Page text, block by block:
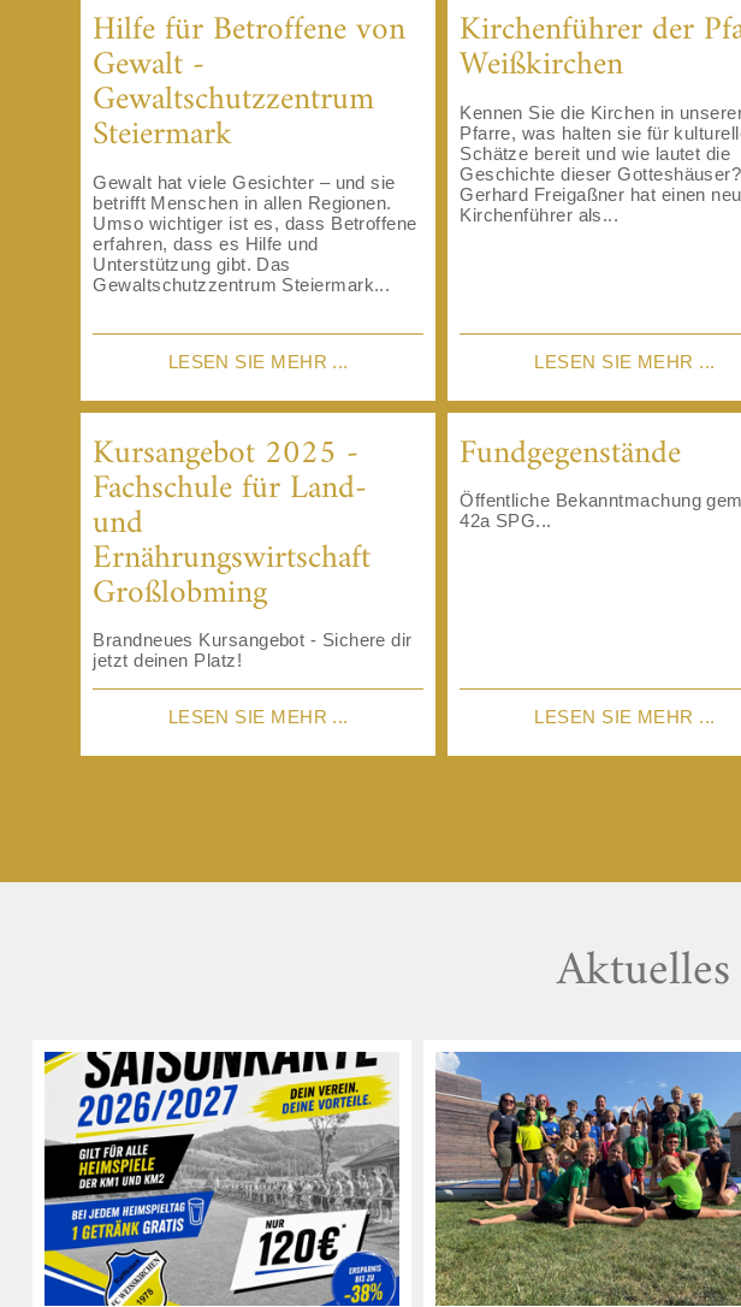
Hilfe für Betroffene von
Gewalt -
Gewaltschutzzentrum
Steiermark
Gewalt hat viele Gesichter – und sie
betrifft Menschen in allen Regionen.
Umso wichtiger ist es, dass Betroffene
erfahren, dass es Hilfe und
Unterstützung gibt. Das
Gewaltschutzzentrum Steiermark...
LESEN SIE MEHR ...
Kirchenführer der
Weißkirchen
Kennen Sie die Kirchen in
Pfarre, was halten sie für
Schätze bereit und wie lautet die
Geschichte dieser Gotteshäuser?
Gerhard Freigaßner hat einen
Kirchenführer als...
LESEN SIE MEHR ...
Kursangebot 2025 -
Fachschule für Land-
und
Ernährungswirtschaft
Großlobming
Brandneues Kursangebot - Sichere dir
jetzt deinen Platz!
LESEN SIE MEHR ...
Fundgegenstände
Öffentliche Bekanntmachung
42a SPG...
LESEN SIE MEHR ...